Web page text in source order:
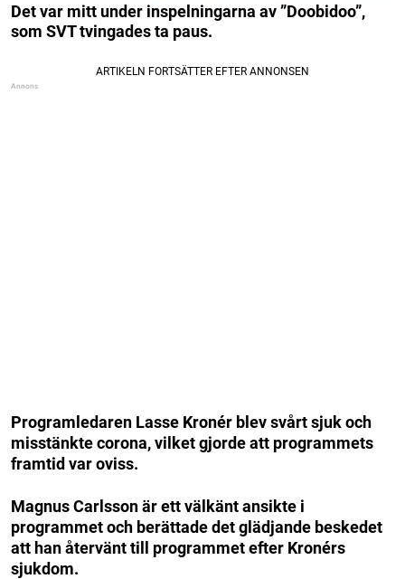
Det var mitt under inspelningarna av ”Doobidoo”,
som SVT tvingades ta paus.
Programledaren Lasse Kronér blev svårt sjuk och
misstänkte corona, vilket gjorde att programmets
framtid var oviss.
Magnus Carlsson är ett välkänt ansikte i
programmet och berättade det glädjande beskedet
att han återvänt till programmet efter Kronérs
sjukdom.